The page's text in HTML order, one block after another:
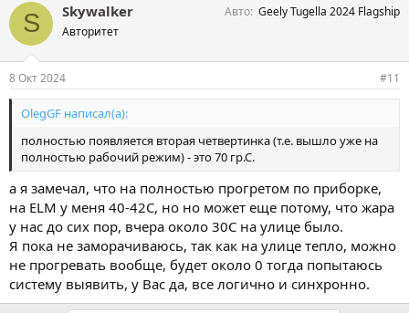
S Skywalker
Авторитет
Авто Geely Tugella 2024 Flagship
8 Окт 2024 #11
OlegGF написал(а):
полностью появляется вторая четвертинка (т.е. вышло уже на
полностью рабочий режим) - это 70 гр.С.
а я замечал, что на полностью прогретом по приборке,
на ELM у меня 40-42С, но но может еще потому, что жара
у нас до сих пор, вчера около 30С на улице было.
Я пока не заморачиваюсь, так как на улице тепло, можно
не прогревать вообще, будет около 0 тогда попытаюсь
систему выявить, у Вас да, все логично и синхронно.